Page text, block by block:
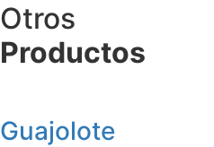
Otros
Productos
Guajolote